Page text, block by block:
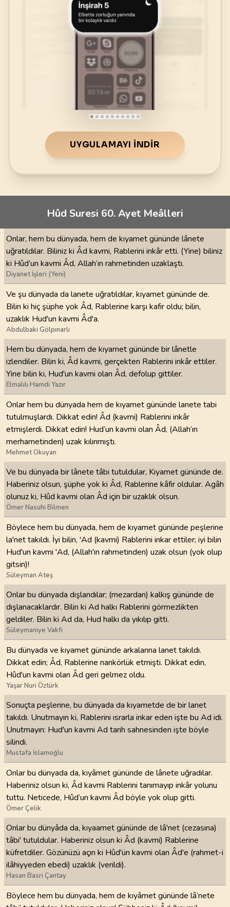
UYGULAMAYI İNDIR
Hûd Suresi 60. Ayet Meâlleri
Onlar, hem bu dünyada, hem de kıyamet gününde lânete
uğratıldılar. Biliniz ki Âd kavmi, Rablerini inkâr etti. (Yine) biliniz
ki Hûd’un kavmi Âd, Allah’ın rahmetinden uzaklaştı.
Diyanet İşleri (Yeni)
Ve şu dünyada da lanete uğratıldılar, kıyamet gününde de.
Bilin ki hiç şüphe yok Âd, Rablerine karşı kafir oldu; bilin,
uzaklık Hud'un kavmi Âd'a.
Abdulbaki Gölpınarlı
Hem bu dünyada, hem de kıyamet gününde bir lânetle
izlendiler. Bilin ki, Âd kavmi, gerçekten Rablerini inkâr ettiler.
Yine bilin ki, Hud'un kavmi olan Âd, defolup gittiler.
Elmalılı Hamdi Yazır
Onlar hem bu dünyada hem de kıyamet gününde lanete tabi
tutulmuşlardı. Dikkat edin! Âd (kavmi) Rablerini inkâr
etmişlerdi. Dikkat edin! Hud’un kavmi olan Âd, (Allah’ın
merhametinden) uzak kılınmıştı.
Mehmet Okuyan
Ve bu dünyada bir lânete tâbi tutuldular, Kıyamet gününde de.
Haberiniz olsun, şüphe yok ki Âd, Rablerine kâfir oldular. Agâh
olunuz ki, Hûd kavmi olan Âd için bir uzaklık olsun.
Ömer Nasuhi Bilmen
Böylece hem bu dünyada, hem de kıyamet gününde peşlerine
la'net takıldı. İyi bilin, 'Ad (kavmi) Rablerini inkar ettiler; iyi bilin
Hud'un kavmi 'Ad, (Allah'ın rahmetinden) uzak olsun (yok olup
gitsin)!
Süleyman Ateş
Onlar bu dünyada dışlandılar; (mezardan) kalkış gününde de
dışlanacaklardır. Bilin ki Ad halkı Rablerini görmezlikten
geldiler. Bilin ki Ad da, Hud halkı da yıkılıp gitti.
Süleymaniye Vakfı
Bu dünyada ve kıyamet gününde arkalarına lanet takıldı.
Dikkat edin; Âd, Rablerine nankörlük etmişti. Dikkat edin,
Hûd'un kavmi olan Âd geri gelmez oldu.
Yaşar Nuri Öztürk
Sonuçta peşlerine, bu dünyada da kıyametde de bir lanet
takıldı. Unutmayın ki, Rablerini ısrarla inkar eden işte bu Ad idi.
Unutmayın: Hud'un kavmi Ad tarih sahnesinden işte böyle
silindi.
Mustafa İslamoğlu
Onlar bu dünyada da, kıyâmet gününde de lânete uğradılar.
Haberiniz olsun ki, Âd kavmi Rablerini tanımayıp inkâr yolunu
tuttu. Neticede, Hûd’un kavmi Âd böyle yok olup gitti.
Ömer Çelik
Onlar bu dünyâda da, kıyaamet gününde de lâ'net (cezasına)
tâbi' tutuldular. Haberiniz olsun ki Âd (kavmi) Rablerine
küfretdiler. Gözünüzü açın ki Hûd'ün kavmi olan Âd'e (rahmet-i
ilâhiyyeden ebedi) uzaklık (verildi).
Hasan Basri Çantay
Böylece hem bu dünyada, hem de kıyâmet gününde lâ‘nete